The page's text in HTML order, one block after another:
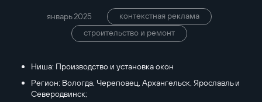
январь 2025
контекстная реклама
строительство и ремонт
Ниша: Производство и установка окон
Регион: Вологда, Череповец, Архангельск, Ярославль и
Северодвинск;